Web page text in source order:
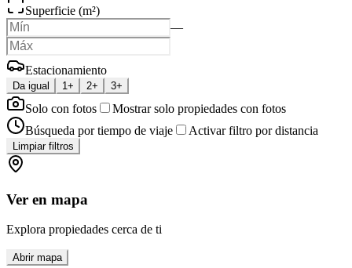
Superficie (m²)
—
Estacionamiento
Da igual 1+ 2+ 3+
Solo con fotos
Mostrar solo propiedades con fotos
Búsqueda por tiempo de viaje
Activar filtro por distancia
Limpiar filtros
Ver en mapa
Explora propiedades cerca de ti
Abrir mapa